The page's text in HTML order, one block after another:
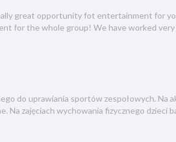
great opportunity fot entertainment for
for the whole group! We have worked very
do uprawiania sportów zespołowych. Na
Na zajęciach wychowania fizycznego dzieci